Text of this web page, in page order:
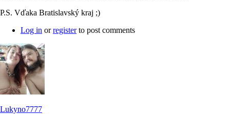
P.S. Vďaka Bratislavský kraj ;)
Log in orregisterto post comments
Lukyno7777